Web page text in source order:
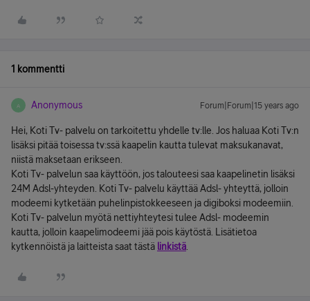
1 kommentti
A Anonymous Forum|Forum|15 years ago
Hei, Koti Tv- palvelu on tarkoitettu yhdelle tv:lle. Jos haluaa Koti Tv:n
lisäksi pitää toisessa tv:ssä kaapelin kautta tulevat maksukanavat,
niistä maksetaan erikseen.
Koti Tv- palvelun saa käyttöön, jos talouteesi saa kaapelinetin lisäksi
24M Adsl-yhteyden. Koti Tv- palvelu käyttää Adsl- yhteyttä, jolloin
modeemi kytketään puhelinpistokkeeseen ja digiboksi modeemiin.
Koti Tv- palvelun myötä nettiyhteytesi tulee Adsl- modeemin
kautta, jolloin kaapelimodeemi jää pois käytöstä. Lisätietoa
kytkennöistä ja laitteista saat tästä linkistä